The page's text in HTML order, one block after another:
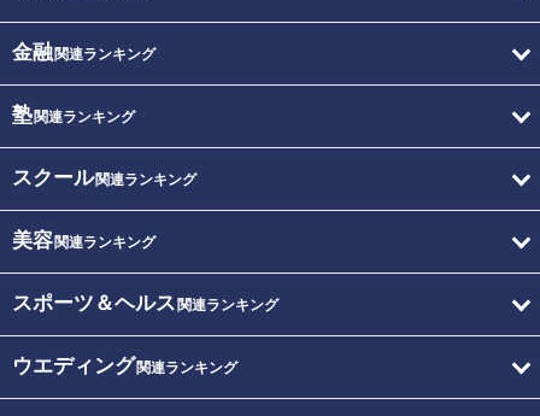
金融関連ランキング
塾関連ランキング
スクール関連ランキング
美容関連ランキング
スポーツ＆ヘルス 関連ランキング
ウエディング関連ランキング